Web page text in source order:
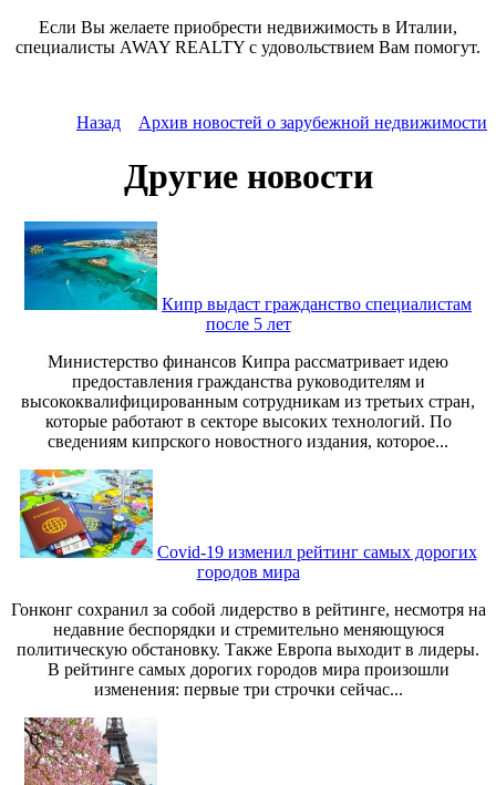
Если Вы желаете приобрести недвижимость в Италии,
специалисты AWAY REALTY с удовольствием Вам помогут.
Назад Архив новостей о зарубежной недвижимости
Другие новости
Кипр выдаст гражданство специалистам
после 5 лет
Министерство финансов Кипра рассматривает идею
предоставления гражданства руководителям и
высококвалифицированным сотрудникам из третьих стран,
которые работают в секторе высоких технологий. По
сведениям кипрского новостного издания, которое...
Covid-19 изменил рейтинг самых дорогих
городов мира
Гонконг сохранил за собой лидерство в рейтинге, несмотря на
недавние беспорядки и стремительно меняющуюся
политическую обстановку. Также Европа выходит в лидеры.
В рейтинге самых дорогих городов мира произошли
изменения: первые три строчки сейчас...